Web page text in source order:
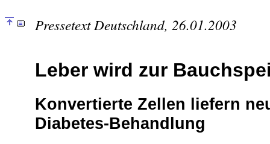
Pressetext Deutschland, 26.01.2003
Leber wird zur
Konvertierte Zellen liefern
Diabetes-Behandlung